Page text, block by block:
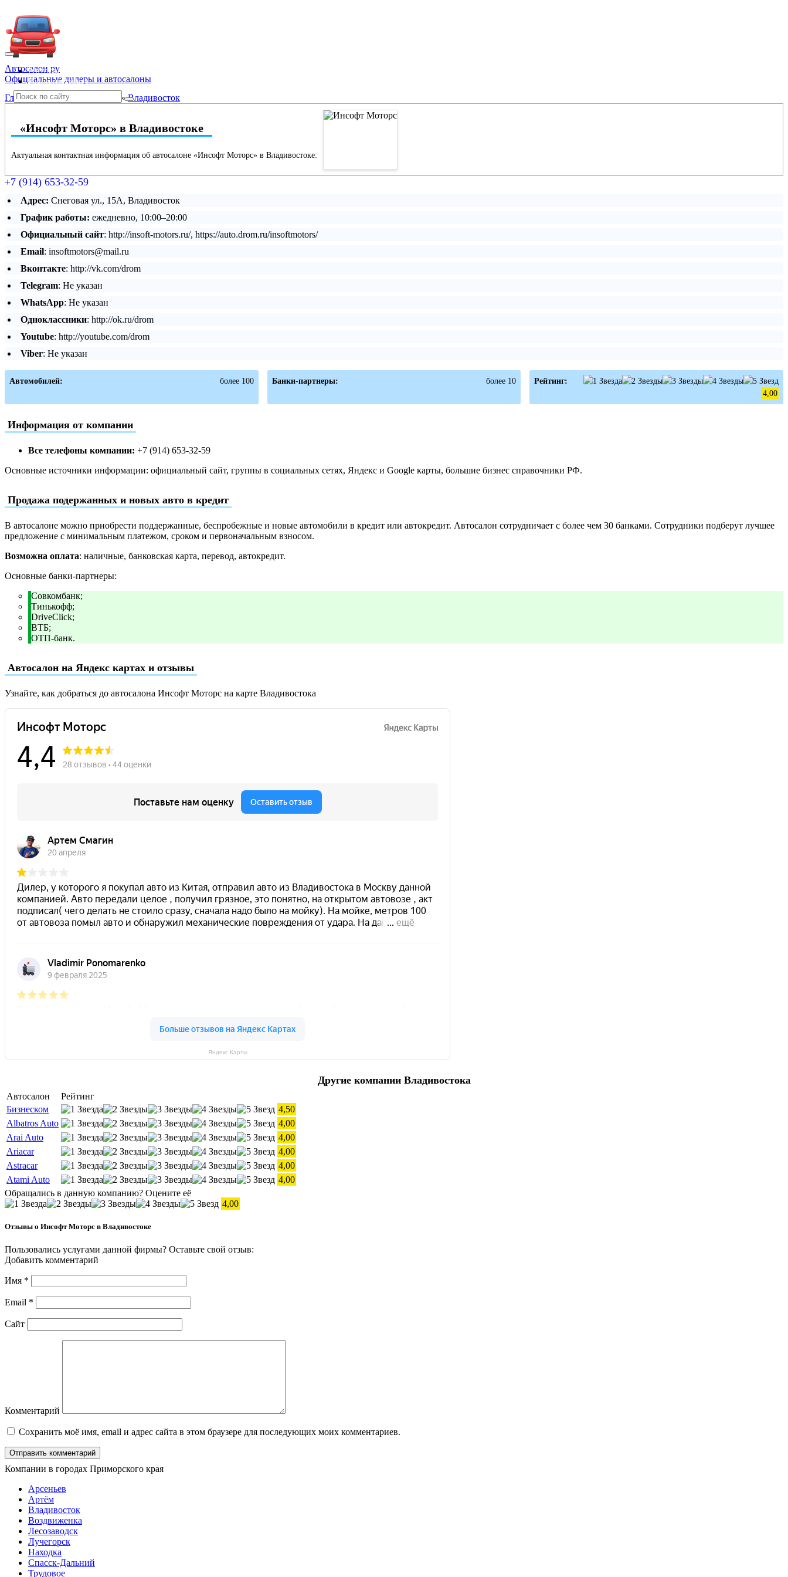
Автосалон ру
Официальные дилеры и автосалоны
Автосалоны Lada
Выбрать город
Главная » Приморский край » Владивосток
«Инсофт Моторс» в Владивостоке
Актуальная контактная информация об автосалоне «Инсофт Моторс» в Владивостоке:
+7 (914) 653-32-59
Адрес: Снеговая ул., 15А, Владивосток
График работы: ежедневно, 10:00–20:00
Официальный сайт: http://insoft-motors.ru/, https://auto.drom.ru/insoftmotors/
Email: insoftmotors@mail.ru
Вконтакте: http://vk.com/drom
Telegram: Не указан
WhatsApp: Не указан
Одноклассники: http://ok.ru/drom
Youtube: http://youtube.com/drom
Viber: Не указан
Автомобилей: более 100 Банки-партнеры: более 10
Рейтинг:
4,00
Информация от компании
Все телефоны компании: +7 (914) 653-32-59
Основные источники информации: официальный сайт, группы в социальных сетях, Яндекс и Google карты, большие бизнес справочники РФ.
Продажа подержанных и новых авто в кредит
В автосалоне можно приобрести поддержанные, беспробежные и новые автомобили в кредит или автокредит. Автосалон сотрудничает с более чем 30 банками. Сотрудники подберут лучшее
предложение с минимальным платежом, сроком и первоначальным взносом.
Возможна оплата: наличные, банковская карта, перевод, автокредит.
Основные банки-партнеры:
Совкомбанк;
Тинькофф;
DriveClick;
ВТБ;
ОТП-банк.
Автосалон на Яндекс картах и отзывы
Узнайте, как добраться до автосалона Инсофт Моторс на карте Владивостока
Яндекс Карты
Другие компании Владивостока
Автосалон
Рейтинг
Бизнеском
4,50
Albatros Auto
4,00
Arai Auto
4,00
Ariacar
4,00
Astracar
4,00
Atami Auto
4,00
Обращались в данную компанию? Оцените её
4,00
Отзывы о Инсофт Моторс в Владивостоке
Пользовались услугами данной фирмы? Оставьте свой отзыв:
Добавить комментарий
Имя *
Email *
Сайт
Комментарий
Сохранить моё имя, email и адрес сайта в этом браузере для последующих моих комментариев.
Компании в городах Приморского края
Арсеньев
Артём
Владивосток
Воздвиженка
Лесозаводск
Лучегорск
Находка
Спасск-Дальний
Трудовое